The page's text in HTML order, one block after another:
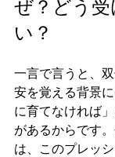
ぜ？どう
い？
一言で言うと、
安を覚える背景
に育てなければ
があるからです
は、このプレッ